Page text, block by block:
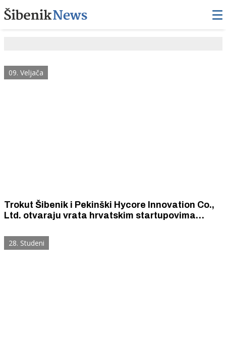
09. Veljača
Trokut Šibenik i Pekinški Hycore Innovation Co.,
Ltd. otvaraju vrata hrvatskim startupovima
28. Studeni